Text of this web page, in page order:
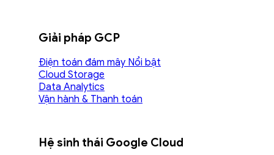
Giải pháp GCP
Điện toán đám mây
Cloud Storage
Data Analytics
Vận hành & Thanh toán
Hệ sinh thái Google Cloud